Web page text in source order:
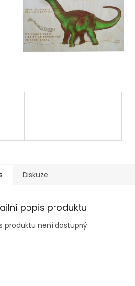
Diskuze
popis produktu
produktu není dostupný